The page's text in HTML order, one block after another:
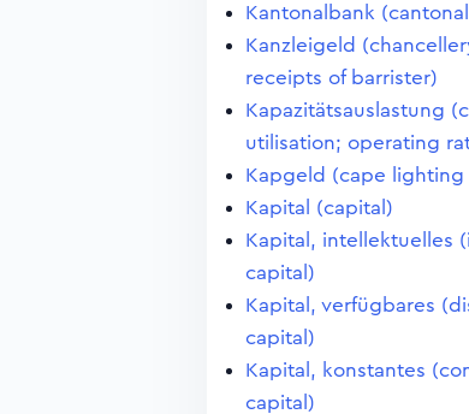
Kantonalbank
Kanzleigeld
receipts of barrister)
Kapazitätsauslastung
utilisation; operating
Kapgeld (cape lighting
Kapital (capital)
Kapital, intellektuelles
capital)
Kapital, verfügbares
capital)
Kapital, konstantes
capital)